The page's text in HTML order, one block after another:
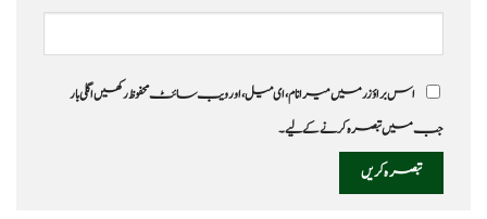
اس براؤزر میں میرا نام، ای میل، اور ویب سائٹ محفوظ رکھیں اگلی بار
جب میں تبصرہ کرنے کےلیے۔